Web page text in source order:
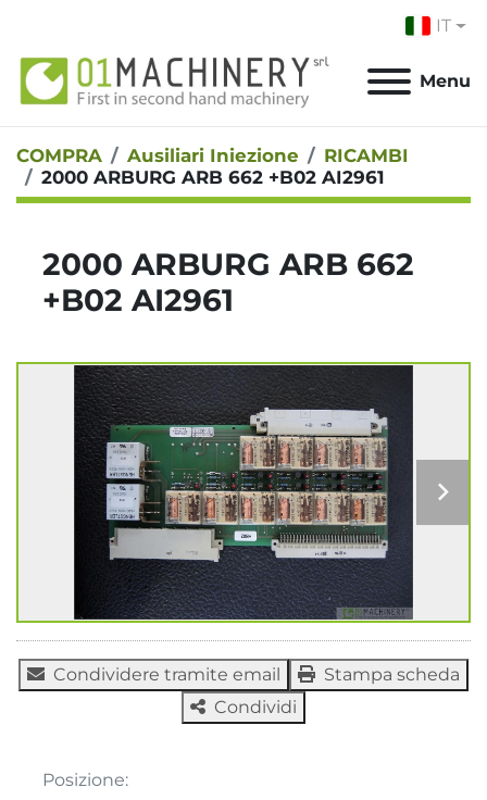
IT
Menu
COMPRA Ausiliari Iniezione
RICAMBI
2000 ARBURG ARB 662 +B02 AI2961
2000 ARBURG ARB 662
+B02 AI2961
Condividere tramite email
Stampa scheda
Condividi
Posizione: